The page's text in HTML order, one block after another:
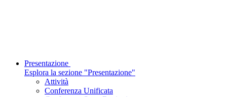
Presentazione
Esplora la sezione "Presentazione"
Attività
Conferenza Unificata